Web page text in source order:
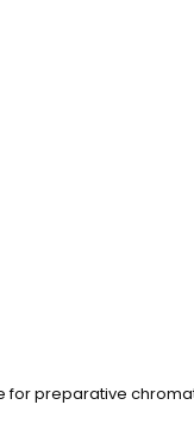
for preparative